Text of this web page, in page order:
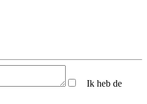
Ik heb de